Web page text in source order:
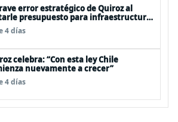
error estratégico de Quiroz al
presupuesto para infraestructura
Biobío
4 días
celebra: “Con esta ley Chile
nuevamente a crecer”
4 días